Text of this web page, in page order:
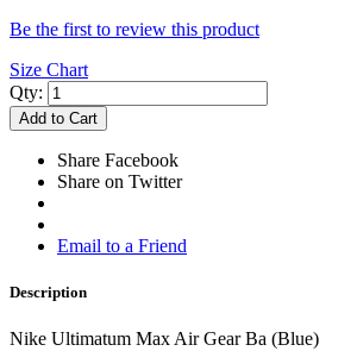
Be the first to review this product
Size Chart
Qty:
Add to Cart
Share Facebook
Share on Twitter
Email to a Friend
Description
Nike Ultimatum Max Air Gear Ba (Blue)